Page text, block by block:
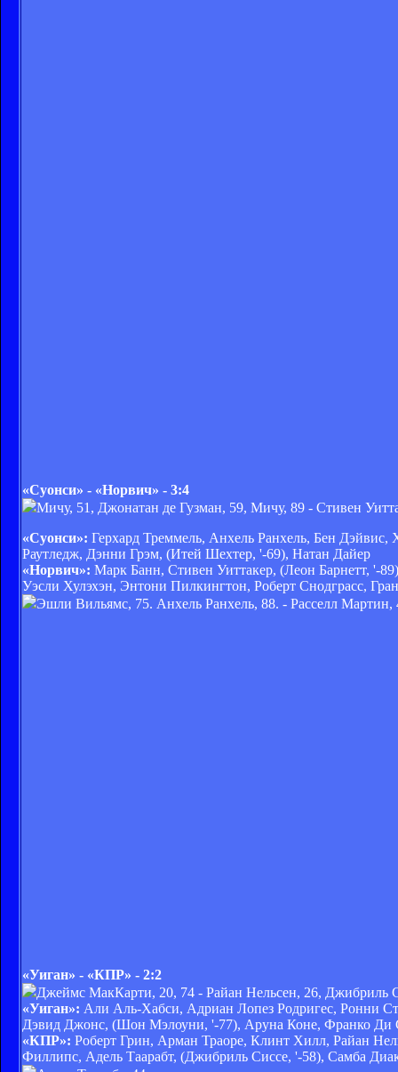
«Суонси» - «Норвич» - 3:4
Мичу, 51, Джонатан де Гузман, 59, Мичу, 89 - Стивен
«Суонси»: Герхард Треммель, Анхель Ранхель, Бен
Раутледж, Дэнни Грэм, (Итей Шехтер, '-69), Натан Дайер
«Норвич»: Марк Банн, Стивен Уиттакер, (Леон Барнетт, '-
Уэсли Хулэхэн, Энтони Пилкингтон, Роберт Снодграсс,
Эшли Вильямс, 75. Анхель Ранхель, 88. - Расселл Мартин,
«Уиган» - «КПР» - 2:2
Джеймс МакКарти, 20, 74 - Райан Нельсен, 26, Джибриль
«Уиган»: Али Аль-Хабси, Адриан Лопез Родригес, Ронни
Дэвид Джонс, (Шон Мэлоуни, '-77), Аруна Коне, Франко Ди
«КПР»: Роберт Грин, Арман Траоре, Клинт Хилл, Райан
Филлипс, Адель Таарабт, (Джибриль Сиссе, '-58), Самба